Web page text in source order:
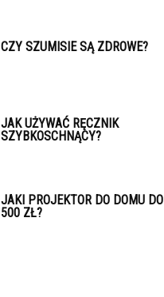
CZY SZUMISIE SĄ ZDROWE?
JAK UŻYWAĆ RĘCZNIK
SZYBKOSCHNĄCY?
JAKI PROJEKTOR DO DOMU DO
500 ZŁ?